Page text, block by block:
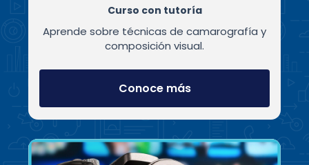
Curso con tutoría
Aprende sobre técnicas de camarografía y
composición visual.
Conoce más